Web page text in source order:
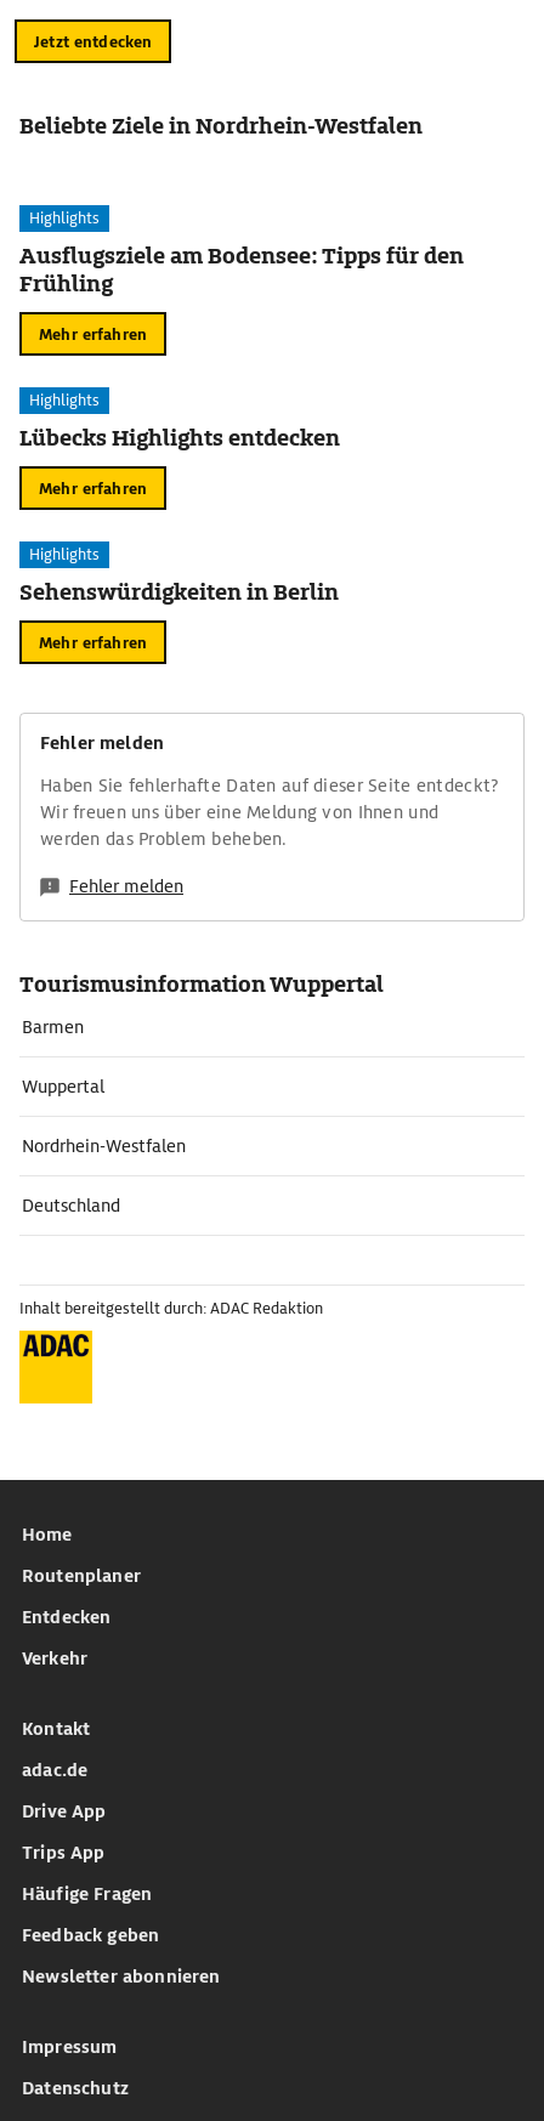
Jetzt entdecken
Beliebte Ziele in Nordrhein-Westfalen
Highlights
Ausflugsziele am Bodensee: Tipps für den
Frühling
Mehr erfahren
Highlights
Lübecks Highlights entdecken
Mehr erfahren
Highlights
Sehenswürdigkeiten in Berlin
Mehr erfahren
Fehler melden
Haben Sie fehlerhafte Daten auf dieser Seite entdeckt?
Wir freuen uns über eine Meldung von Ihnen und
werden das Problem beheben.
Fehler melden
Tourismusinformation Wuppertal
Barmen
Wuppertal
Nordrhein-Westfalen
Deutschland
Inhalt bereitgestellt durch: ADAC Redaktion
Home
Routenplaner
Entdecken
Verkehr
Kontakt
adac.de
Drive App
Trips App
Häufige Fragen
Feedback geben
Newsletter abonnieren
Impressum
Datenschutz